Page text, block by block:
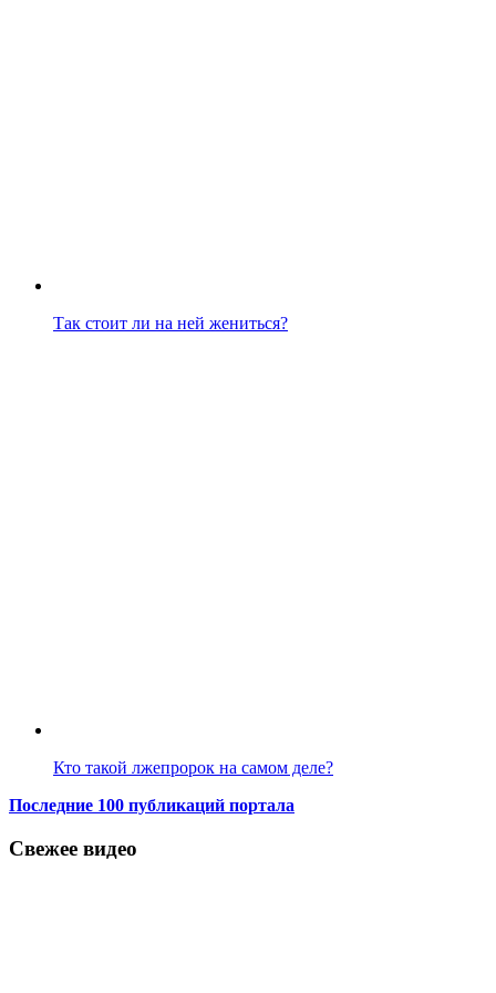
Так стоит ли на ней жениться?
Кто такой лжепророк на самом деле?
Последние 100 публикаций портала
Свежее видео